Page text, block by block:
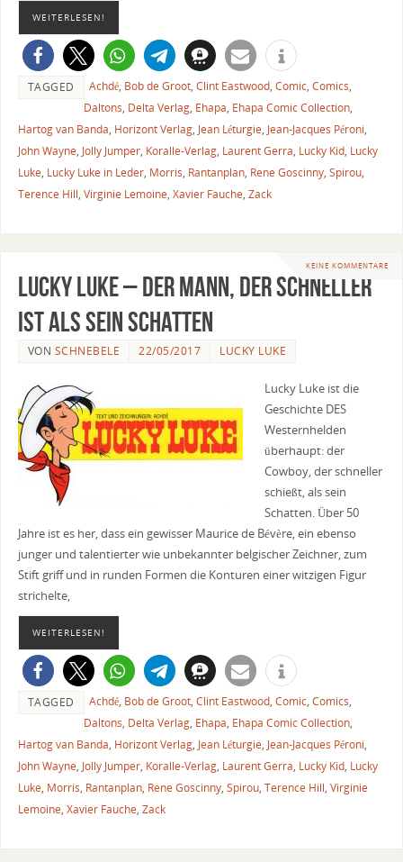
WEITERLESEN!
TAGGED Achdé, Bob de Groot, Clint Eastwood, Comic, Comics,
Daltons, Delta Verlag, Ehapa, Ehapa Comic Collection,
Hartog van Banda, Horizont Verlag, Jean Léturgie, Jean-Jacques Péroni,
John Wayne, Jolly Jumper, Koralle-Verlag, Laurent Gerra, Lucky Kid, Lucky
Luke, Lucky Luke in Leder, Morris, Rantanplan, Rene Goscinny, Spirou,
Terence Hill, Virginie Lemoine, Xavier Fauche, Zack
KEINE KOMMENTARE
Lucky Luke – Der Mann, der schneller
ist als sein Schatten
VON SCHNEBELE 22/05/2017 LUCKY LUKE
Lucky Luke ist die
Geschichte DES
Westernhelden
überhaupt: der
Cowboy, der schneller
schießt, als sein
Schatten. Über 50
Jahre ist es her, dass ein gewisser Maurice de Bévère, ein ebenso
junger und talentierter wie unbekannter belgischer Zeichner, zum
Stift griff und in runden Formen die Konturen einer witzigen Figur
strichelte,
WEITERLESEN!
TAGGED Achdé, Bob de Groot, Clint Eastwood, Comic, Comics,
Daltons, Delta Verlag, Ehapa, Ehapa Comic Collection,
Hartog van Banda, Horizont Verlag, Jean Léturgie, Jean-Jacques Péroni,
John Wayne, Jolly Jumper, Koralle-Verlag, Laurent Gerra, Lucky Kid, Lucky
Luke, Morris, Rantanplan, Rene Goscinny, Spirou, Terence Hill, Virginie
Lemoine, Xavier Fauche, Zack